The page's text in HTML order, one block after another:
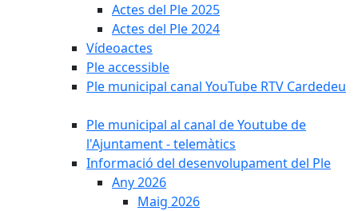
Actes del Ple 2025
Actes del Ple 2024
Vídeoactes
Ple accessible
Ple municipal canal YouTube RTV Cardedeu
Ple municipal al canal de Youtube de
l'Ajuntament - telemàtics
Informació del desenvolupament del Ple
Any 2026
Maig 2026